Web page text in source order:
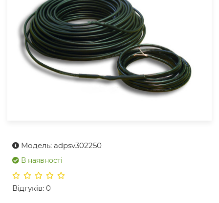
Модель: adpsv302250
В наявності
Відгуків: 0